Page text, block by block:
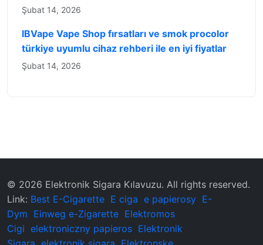
Şubat 14, 2026
IBVape Vape Shop fırsatları ve smok procolor
türkiye uyumlu cihaz rehberi ile en iyi fiyatlar
Şubat 14, 2026
© 2026 ‌Elektronik Sigara Kılavuzu‌. All rights reserved.
Link: Best E-Cigarette E ciga e papierosy E-
Dym Einweg e-Zigarette Elektromos
Cigi elektroniczny papieros Elektronik